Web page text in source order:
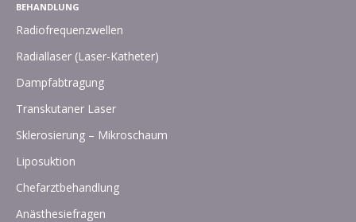
BEHANDLUNG
Radiofrequenzwellen
Radiallaser (Laser-Katheter)
Dampfabtragung
Transkutaner Laser
Sklerosierung – Mikroschaum
Liposuktion
Chefarztbehandlung
Anästhesiefragen